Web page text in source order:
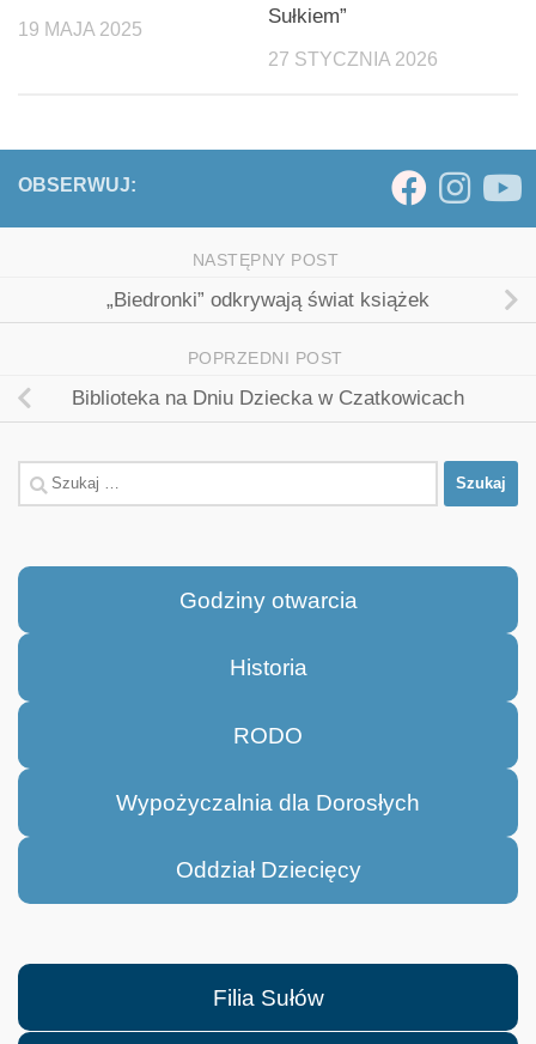
19 MAJA 2025
Sułkiem”
27 STYCZNIA 2026
OBSERWUJ:
NASTĘPNY POST
„Biedronki” odkrywają świat książek
POPRZEDNI POST
Biblioteka na Dniu Dziecka w Czatkowicach
Szukaj:
Godziny otwarcia
Historia
RODO
Wypożyczalnia dla Dorosłych
Oddział Dziecięcy
Filia Sułów